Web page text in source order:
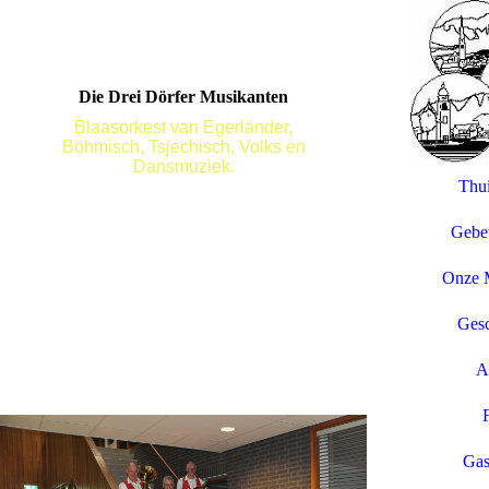
Die Drei Dörfer Musikanten
Blaasorkest van Egerländer,
Böhmisch, Tsjechisch, Volks en
Dansmuziek.
Onze